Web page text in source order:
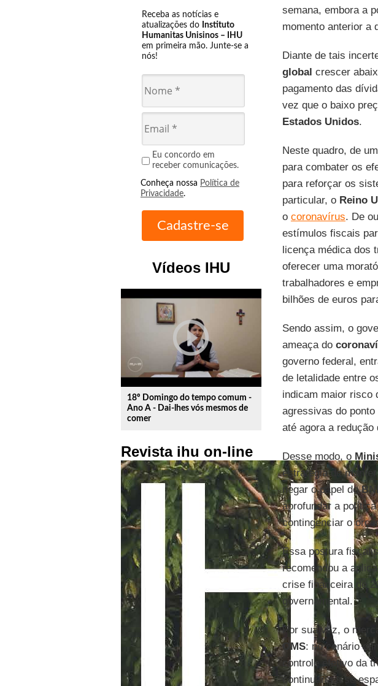
Receba as notícias e
atualizações do Instituto
Humanitas Unisinos – IHU
em primeira mão. Junte-se a
nós!
Eu concordo em
receber comunicações.
Conheça nossa Política de
Privacidade.
Vídeos IHU
play_circle_outline
18º Domingo do tempo comum -
Ano A - Dai-lhes vós mesmos de
comer
Revista ihu on-line
semana, embora a
momento anterior a
Diante de tais
global crescer
pagamento das
vez que o baixo
Estados Unidos.
Neste quadro, de
para combater os
para reforçar os
particular, o Reino
o coronavírus. De
estímulos fiscais
licença médica dos
oferecer uma
trabalhadores e
bilhões de euros
Sendo assim, o
ameaça do
governo federal,
de letalidade entre
indicam maior risco
agressivas do
até agora a
Desse modo, o
estratégia de
negar o papel do
aprofundar a
contingenciar o
Essa postura
recomendou a
crise financeira de
governamental.
Por sua vez, o
OMS: no cenário
controle efetivo da
continuaria a se